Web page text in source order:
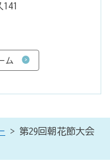
> 第29回朝花節大会